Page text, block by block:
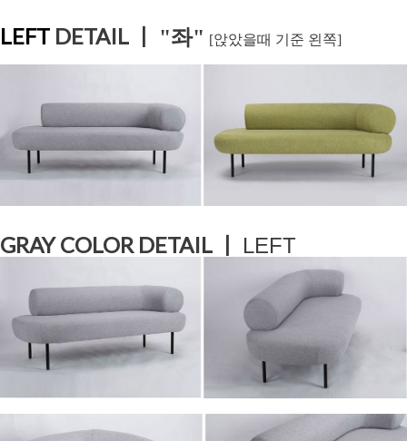
LEFT DETAIL ㅣ "좌" [앉았을때 기준 왼쪽]
GRAY COLOR DETAIL ㅣ LEFT